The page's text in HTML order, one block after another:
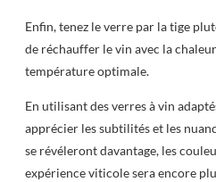
Enfin, tenez le verre par la tige
de réchauffer le vin avec la
température optimale.
En utilisant des verres à vin
apprécier les subtilités et les
se révéleront davantage, les
expérience viticole sera encore